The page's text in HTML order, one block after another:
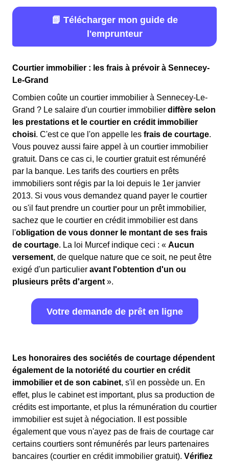
📗 Télécharger mon guide de
l'emprunteur
Courtier immobilier : les frais à prévoir à Sennecey-
Le-Grand
Combien coûte un courtier immobilier à Sennecey-Le-
Grand ? Le salaire d'un courtier immobilier diffère selon
les prestations et le courtier en crédit immobilier
choisi. C'est ce que l'on appelle les frais de courtage.
Vous pouvez aussi faire appel à un courtier immobilier
gratuit. Dans ce cas ci, le courtier gratuit est rémunéré
par la banque. Les tarifs des courtiers en prêts
immobiliers sont régis par la loi depuis le 1er janvier
2013. Si vous vous demandez quand payer le courtier
ou s'il faut prendre un courtier pour un prêt immobilier,
sachez que le courtier en crédit immobilier est dans
l'obligation de vous donner le montant de ses frais
de courtage. La loi Murcef indique ceci : « Aucun
versement, de quelque nature que ce soit, ne peut être
exigé d'un particulier avant l'obtention d'un ou
plusieurs prêts d'argent ».
Votre demande de prêt en ligne
Les honoraires des sociétés de courtage dépendent
également de la notoriété du courtier en crédit
immobilier et de son cabinet, s'il en possède un. En
effet, plus le cabinet est important, plus sa production de
crédits est importante, et plus la rémunération du courtier
immobilier est sujet à négociation. Il est possible
également que vous n'ayez pas de frais de courtage car
certains courtiers sont rémunérés par leurs partenaires
bancaires (courtier en crédit immobilier gratuit). Vérifiez